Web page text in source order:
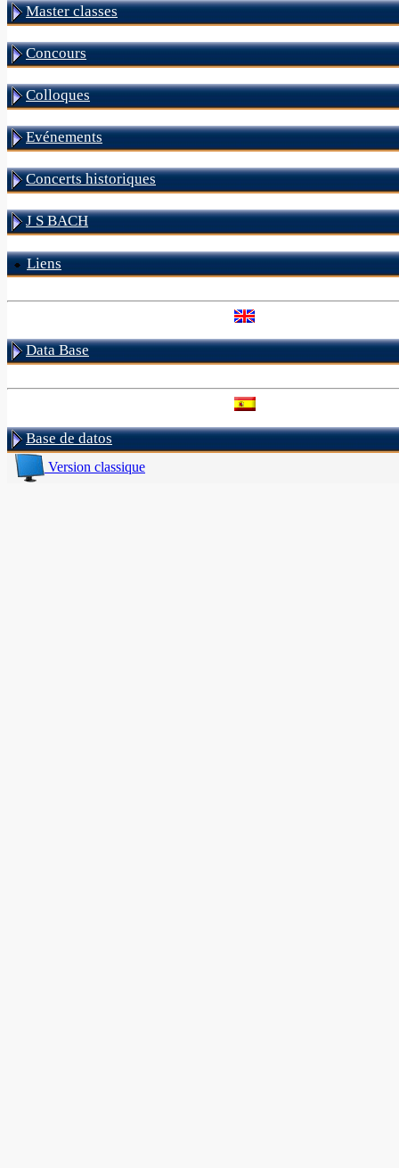
Master classes
Concours
Colloques
Evénements
Concerts historiques
J S BACH
Liens
Data Base
Base de datos
Version classique